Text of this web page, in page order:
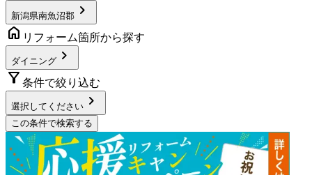
新潟県南魚沼郡 chevron_right
home リフォーム箇所から探す
ダイニング chevron_right
filter_alt 条件で絞り込む
選択してください chevron_right
この条件で検索する